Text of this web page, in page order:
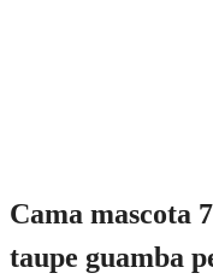
Cama mascota
taupe guamba